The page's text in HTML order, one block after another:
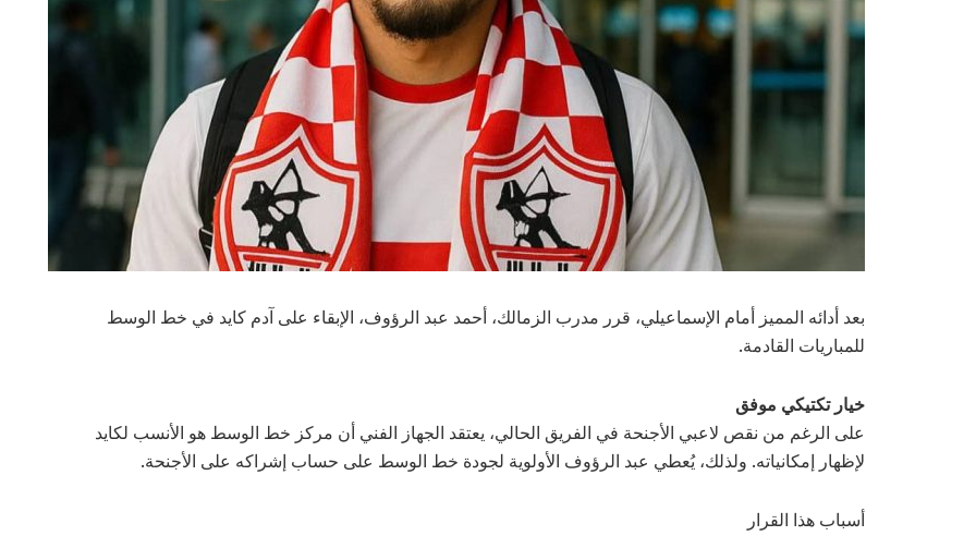
بعد أدائه المميز أمام الإسماعيلي، قرر مدرب الزمالك، أحمد عبد الرؤوف، الإبقاء على آدم كايد في خط الوسط
للمباريات القادمة.
خيار تكتيكي موفق
على الرغم من نقص لاعبي الأجنحة في الفريق الحالي، يعتقد الجهاز الفني أن مركز خط الوسط هو الأنسب لكايد
لإظهار إمكانياته. ولذلك، يُعطي عبد الرؤوف الأولوية لجودة خط الوسط على حساب إشراكه على الأجنحة.
أسباب هذا القرار